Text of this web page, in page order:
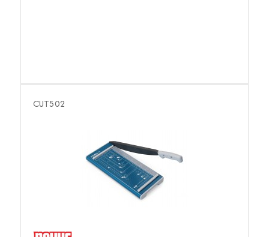
CUT502